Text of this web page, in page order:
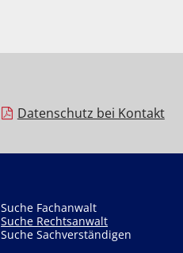
Datenschutz bei Kontakt
Suche Fachanwalt
Suche Rechtsanwalt
Suche Sachverständigen